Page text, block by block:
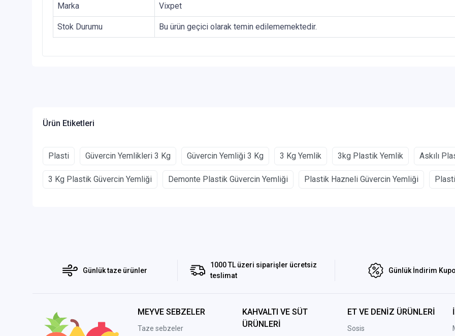
Marka Vixpet
Stok Durumu Bu ürün geçici olarak temin edilememektedir.
Ürün Etiketleri
Plasti Güvercin Yemlikleri 3 Kg Güvercin Yemliği 3 Kg 3 Kg Yemlik 3kg Plastik Yemlik Askılı
3 Kg Plastik Güvercin Yemliği Demonte Plastik Güvercin Yemliği Plastik Hazneli Güvercin Yemliği
Günlük taze ürünler
1000 TL üzeri siparişler ücretsiz
teslimat
Günlük İndirim
MEYVE SEBZELER
Taze sebzeler
KAHVALTI VE SÜT
ÜRÜNLERİ
ET VE DENİZ ÜRÜNLERİ
Sosis